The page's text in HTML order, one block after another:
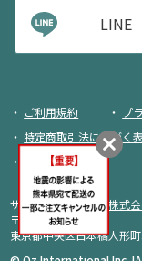
LINE
ご利用規約
プ
特定商取引法に基づく
荷物追跡
サイト運営・企画： 株式
〒103-0013
東京都中央区日本橋人形